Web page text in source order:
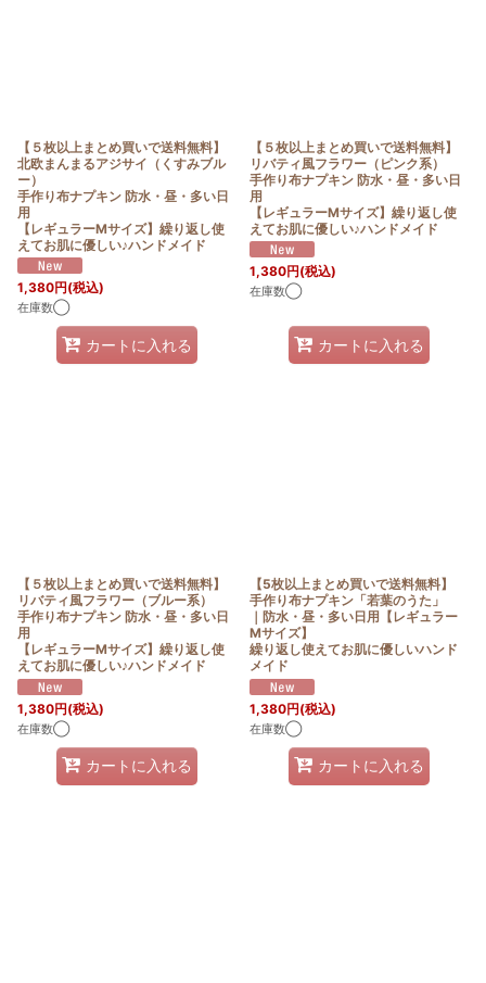
【５枚以上まとめ買いで送料無料】
北欧まんまるアジサイ（くすみブル
ー）
手作り布ナプキン 防水・昼・多い日
用
【レギュラーMサイズ】繰り返し使
えてお肌に優しい♪ハンドメイド
1,380円(税込)
在庫数◯
カートに入れる
【５枚以上まとめ買いで送料無料】
リバティ風フラワー（ピンク系）
手作り布ナプキン 防水・昼・多い日
用
【レギュラーMサイズ】繰り返し使
えてお肌に優しい♪ハンドメイド
1,380円(税込)
在庫数◯
カートに入れる
【５枚以上まとめ買いで送料無料】
リバティ風フラワー（ブルー系）
手作り布ナプキン 防水・昼・多い日
用
【レギュラーMサイズ】繰り返し使
えてお肌に優しい♪ハンドメイド
1,380円(税込)
在庫数◯
カートに入れる
【5枚以上まとめ買いで送料無料】
手作り布ナプキン「若葉のうた」
｜防水・昼・多い日用【レギュラー
Mサイズ】
繰り返し使えてお肌に優しいハンド
メイド
1,380円(税込)
在庫数◯
カートに入れる